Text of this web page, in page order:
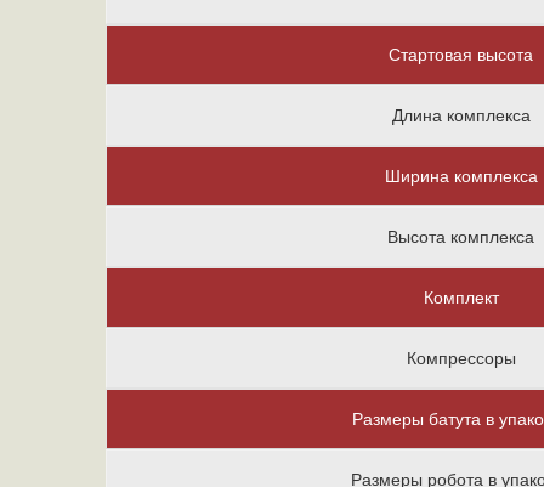
Стартовая высота
Длина комплекса
Ширина комплекса
Высота комплекса
Комплект
Компрессоры
Размеры батута в
Размеры робота в